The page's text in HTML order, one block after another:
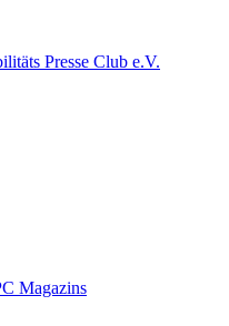
Magazins